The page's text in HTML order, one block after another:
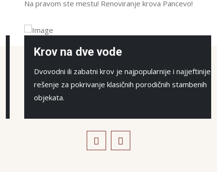
Na pravom ste mestu! Renoviranje krova Pancevo!
Krov na dve vode
Dvovodni ili zabatni krov je najpopularnije i najjeftinije
rešenje za pokrivanje klasičnih porodičnih stambenih
objekata.